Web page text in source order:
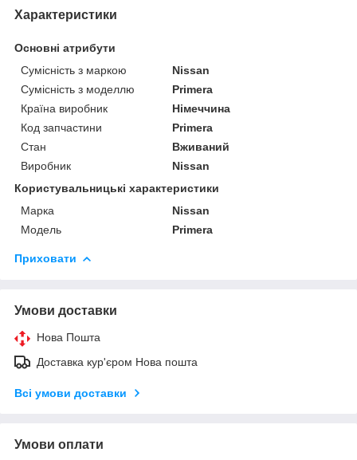
Характеристики
Основні атрибути
Сумісність з маркою
Nissan
Сумісність з моделлю
Primera
Країна виробник
Німеччина
Код запчастини
Primera
Стан
Вживаний
Виробник
Nissan
Користувальницькі характеристики
Марка
Nissan
Модель
Primera
Приховати
Умови доставки
Нова Пошта
Доставка кур'єром Нова пошта
Всі умови доставки
Умови оплати